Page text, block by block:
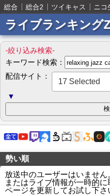
総合 総合2 ツイキャス ニコ
ライブランキング
-絞り込み検索-
キーワード検索：
配信サイト：
17 Selected
▼
勢い順
放送中のユーザーはいません
またはライブ情報が一時的に
ページを更新してお試し下さ